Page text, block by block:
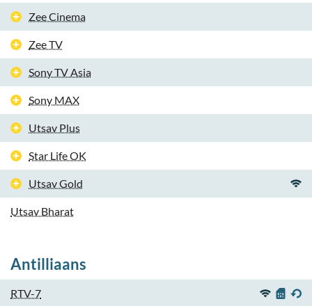
Zee Cinema
Zee TV
Sony TV Asia
Sony MAX
Utsav Plus
Star Life OK
Utsav Gold
Utsav Bharat
Antilliaans
RTV-7